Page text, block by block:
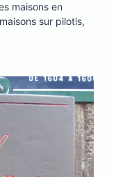
maisons en
sur pilotis,